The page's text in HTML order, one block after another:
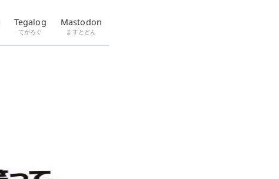
Tegalog
てがろぐ
Mastodon
ますとどん